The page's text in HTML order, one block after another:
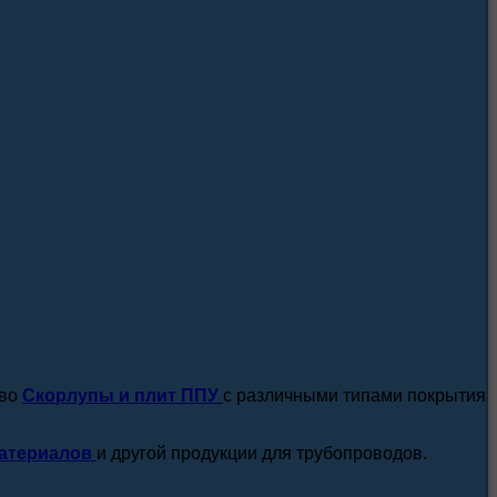
Скорлупы и плит ППУ с различными типами покрытия
и другой продукции для трубопроводов.